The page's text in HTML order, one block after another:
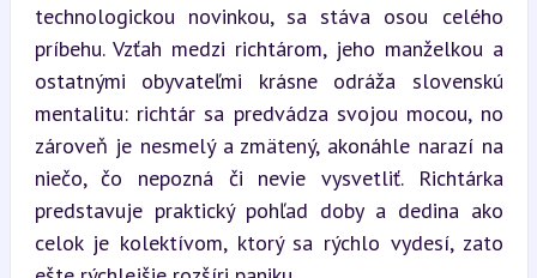
technologickou novinkou, sa stáva osou celého
príbehu. Vzťah medzi richtárom, jeho manželkou a
ostatnými obyvateľmi krásne odráža slovenskú
mentalitu: richtár sa predvádza svojou mocou, no
zároveň je nesmelý a zmätený, akonáhle narazí na
niečo, čo nepozná či nevie vysvetliť. Richtárka
predstavuje praktický pohľad doby a dedina ako
celok je kolektívom, ktorý sa rýchlo vydesí, zato